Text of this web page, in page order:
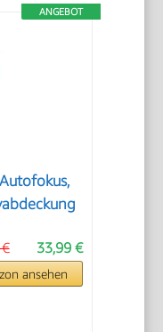
ANGEBOT
33,99 €
ansehen